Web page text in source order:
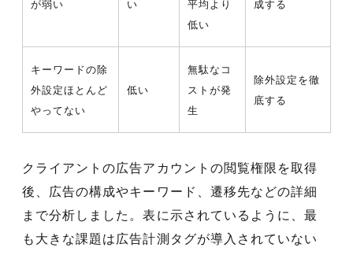
が弱い
い
平均より
低い
成する
キーワードの除
外設定ほとんど
やってない
低い
無駄なコ
ストが発
生
除外設定を徹
底する
クライアントの広告アカウントの閲覧権限を取得
後、広告の構成やキーワード、遷移先などの詳細
まで分析しました。表に示されているように、最
も大きな課題は広告計測タグが導入されていない